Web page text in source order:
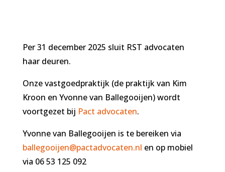
Per 31 december 2025 sluit RST advocaten
haar deuren.
Onze vastgoedpraktijk (de praktijk van Kim
Kroon en Yvonne van Ballegooijen) wordt
voortgezet bij Pact advocaten.
Yvonne van Ballegooijen is te bereiken via
ballegooijen@pactadvocaten.nl en op mobiel
via 06 53 125 092